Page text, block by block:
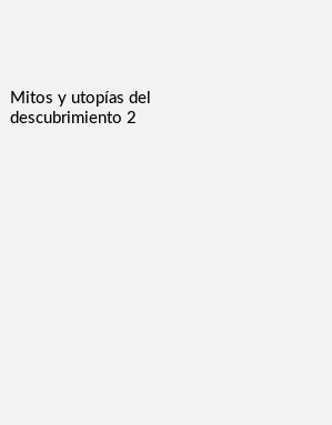
Mitos y utopías del
descubrimiento 2